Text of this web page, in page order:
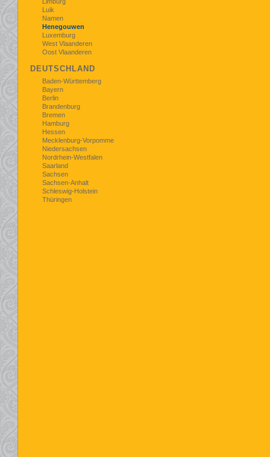
Luik
Namen
Henegouwen
Luxemburg
West Vlaanderen
Oost Vlaanderen
DEUTSCHLAND
Baden-Württemberg
Bayern
Berlin
Brandenburg
Bremen
Hamburg
Hessen
Mecklenburg-Vorpomme
Niedersachsen
Nordrhein-Westfalen
Saarland
Sachsen
Sachsen-Anhalt
Schleswig-Holstein
Thüringen